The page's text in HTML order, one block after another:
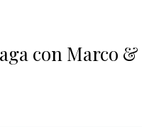
con Marco &